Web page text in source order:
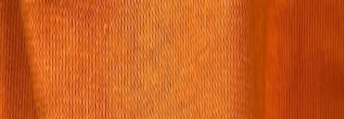
Бесплатная доставка от 7000 ₽
Хабаровск
Заказы на сайте 24/7 Условия доставки
+7 (999) 086-68-66
❀
Bretelika
МАТЕРИАЛЫ ДЛЯ БЕЛЬЯ И ШИТЬЯ
Избранное Войти
Корзина
КаталогДоставкаОплата СкидкиВопросы и ответыКонтакты
Bretelika